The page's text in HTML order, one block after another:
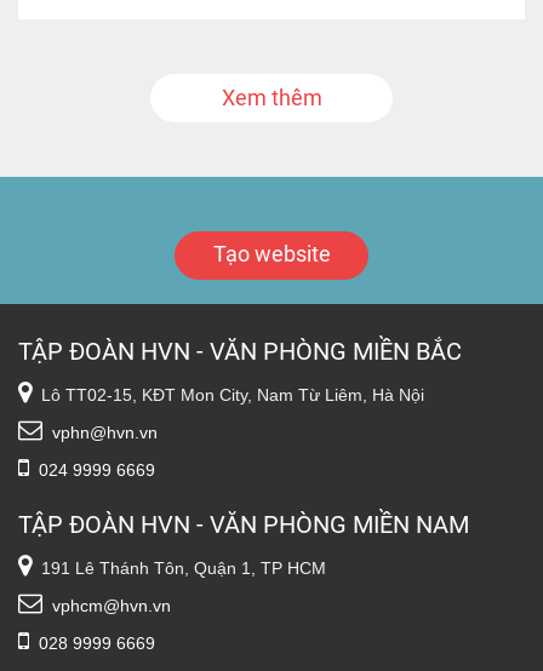
Xem thêm
Tạo website
TẬP ĐOÀN HVN - VĂN PHÒNG MIỀN BẮC
Lô TT02-15, KĐT Mon City, Nam Từ Liêm, Hà Nội
vphn@hvn.vn
024 9999 6669
TẬP ĐOÀN HVN - VĂN PHÒNG MIỀN NAM
191 Lê Thánh Tôn, Quận 1, TP HCM
vphcm@hvn.vn
028 9999 6669